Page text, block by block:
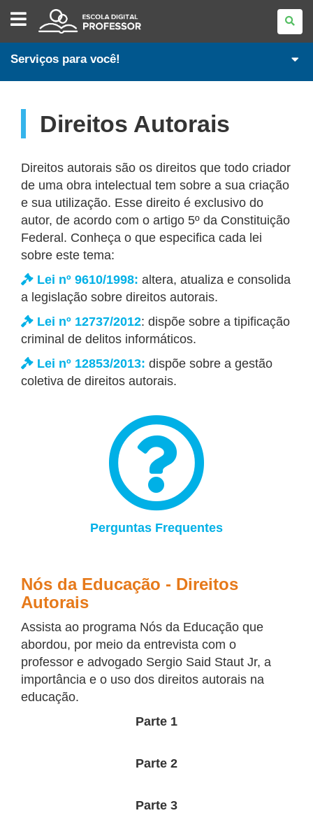
ESCOLA
DIGITAL
-
PROFESSORES
Serviços para você!
Direitos Autorais
Direitos autorais são os direitos que todo criador
de uma obra intelectual tem sobre a sua criação
e sua utilização. Esse direito é exclusivo do
autor, de acordo com o artigo 5º da Constituição
Federal. Conheça o que especifica cada lei
sobre este tema:
Lei nº 9610/1998: altera, atualiza e consolida
a legislação sobre direitos autorais.
Lei nº 12737/2012: dispõe sobre a tipificação
criminal de delitos informáticos.
Lei nº 12853/2013: dispõe sobre a gestão
coletiva de direitos autorais.
Perguntas Frequentes
Nós da Educação - Direitos
Autorais
Assista ao programa Nós da Educação que
abordou, por meio da entrevista com o
professor e advogado Sergio Said Staut Jr, a
importância e o uso dos direitos autorais na
educação.
Parte 1
Parte 2
Parte 3